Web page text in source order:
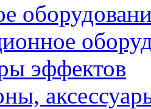
эффектов